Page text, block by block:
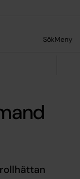
SökMeny